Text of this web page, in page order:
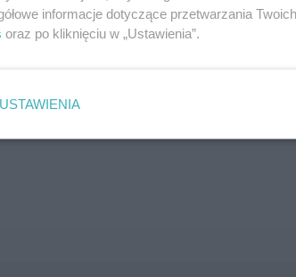
ogłoszenie nie istnieje lub nie jest
informacje dotyczące przetwarzania
oraz po kliknięciu w „Ustawienia”.
USTAWIENIA